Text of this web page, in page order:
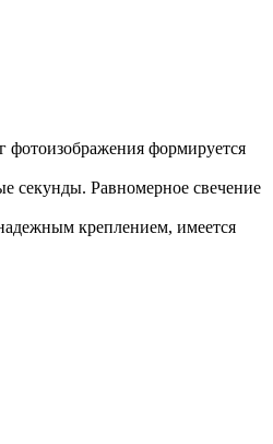
фотоизображения формируется
секунды. Равномерное свечение
креплением, имеется